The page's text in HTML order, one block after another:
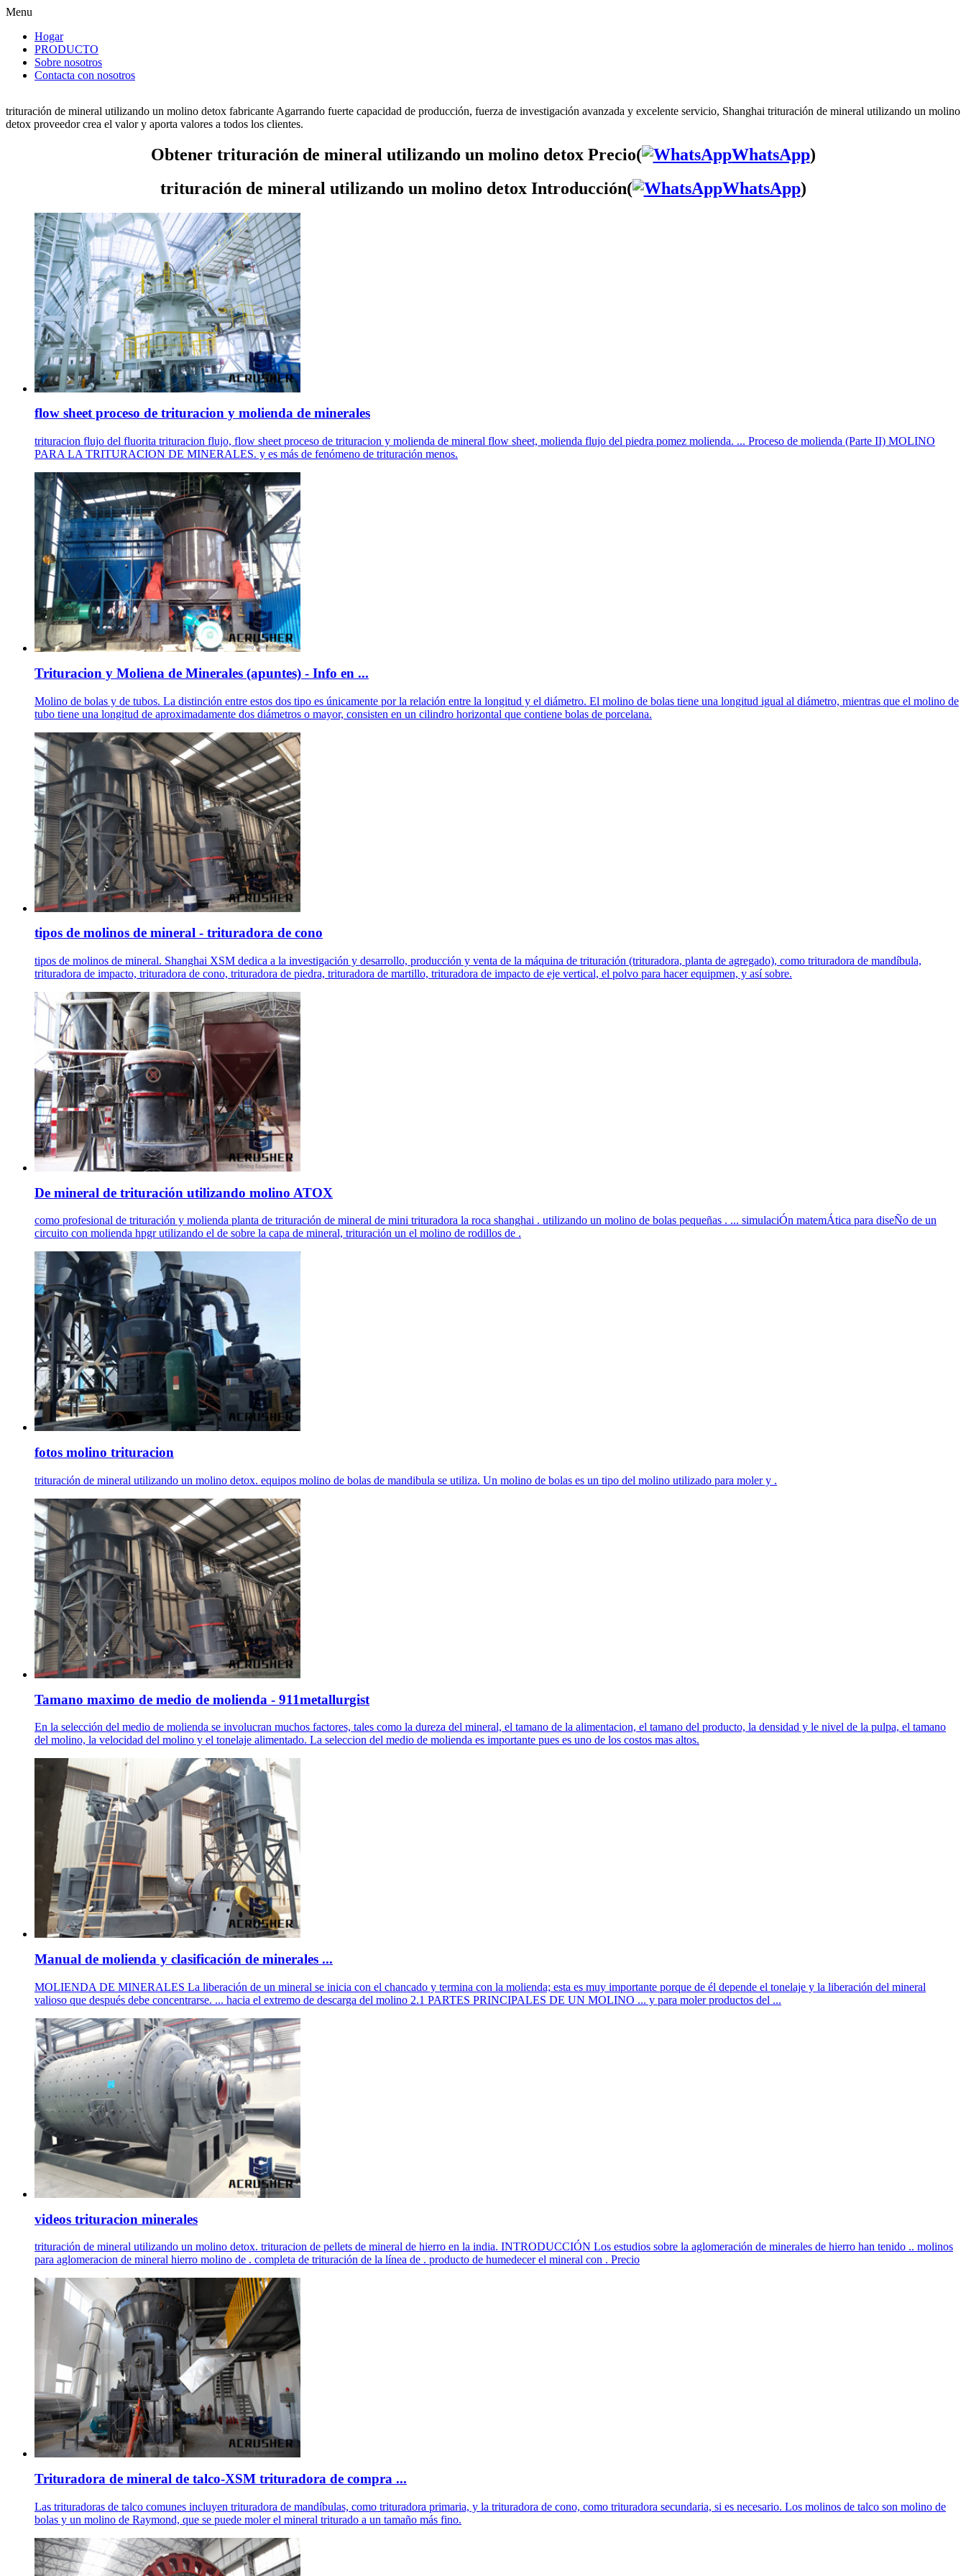
Menu
Hogar
PRODUCTO
Sobre nosotros
Contacta con nosotros
trituración de mineral utilizando un molino detox fabricante Agarrando fuerte capacidad de producción, fuerza de investigación avanzada y excelente servicio, Shanghai trituración de mineral utilizando un molino
detox proveedor crea el valor y aporta valores a todos los clientes.
Obtener trituración de mineral utilizando un molino detox Precio( WhatsApp)
trituración de mineral utilizando un molino detox Introducción(
WhatsApp)
flow sheet proceso de trituracion y molienda de minerales
trituracion flujo del fluorita trituracion flujo, flow sheet proceso de trituracion y molienda de mineral flow sheet, molienda flujo del piedra pomez molienda. ... Proceso de molienda (Parte II) MOLINO
PARA LA TRITURACION DE MINERALES. y es más de fenómeno de trituración menos.
Trituracion y Moliena de Minerales (apuntes) - Info en ...
Molino de bolas y de tubos. La distinción entre estos dos tipo es únicamente por la relación entre la longitud y el diámetro. El molino de bolas tiene una longitud igual al diámetro, mientras que el molino de
tubo tiene una longitud de aproximadamente dos diámetros o mayor, consisten en un cilindro horizontal que contiene bolas de porcelana.
tipos de molinos de mineral - trituradora de cono
tipos de molinos de mineral. Shanghai XSM dedica a la investigación y desarrollo, producción y venta de la máquina de trituración (trituradora, planta de agregado), como trituradora de mandíbula,
trituradora de impacto, trituradora de cono, trituradora de piedra, trituradora de martillo, trituradora de impacto de eje vertical, el polvo para hacer equipmen, y así sobre.
De mineral de trituración utilizando molino ATOX
como profesional de trituración y molienda planta de trituración de mineral de mini trituradora la roca shanghai . utilizando un molino de bolas pequeñas . ... simulaciÓn matemÁtica para diseÑo de un
circuito con molienda hpgr utilizando el de sobre la capa de mineral, trituración un el molino de rodillos de .
fotos molino trituracion
trituración de mineral utilizando un molino detox. equipos molino de bolas de mandibula se utiliza. Un molino de bolas es un tipo del molino utilizado para moler y .
Tamano maximo de medio de molienda - 911metallurgist
En la selección del medio de molienda se involucran muchos factores, tales como la dureza del mineral, el tamano de la alimentacion, el tamano del producto, la densidad y le nivel de la pulpa, el tamano
del molino, la velocidad del molino y el tonelaje alimentado. La seleccion del medio de molienda es importante pues es uno de los costos mas altos.
Manual de molienda y clasificación de minerales ...
MOLIENDA DE MINERALES La liberación de un mineral se inicia con el chancado y termina con la molienda; esta es muy importante porque de él depende el tonelaje y la liberación del mineral
valioso que después debe concentrarse. ... hacia el extremo de descarga del molino 2.1 PARTES PRINCIPALES DE UN MOLINO ... y para moler productos del ...
videos trituracion minerales
trituración de mineral utilizando un molino detox. trituracion de pellets de mineral de hierro en la india. INTRODUCCIÓN Los estudios sobre la aglomeración de minerales de hierro han tenido .. molinos
para aglomeracion de mineral hierro molino de . completa de trituración de la línea de . producto de humedecer el mineral con . Precio
Trituradora de mineral de talco-XSM trituradora de compra ...
Las trituradoras de talco comunes incluyen trituradora de mandíbulas, como trituradora primaria, y la trituradora de cono, como trituradora secundaria, si es necesario. Los molinos de talco son molino de
bolas y un molino de Raymond, que se puede moler el mineral triturado a un tamaño más fino.